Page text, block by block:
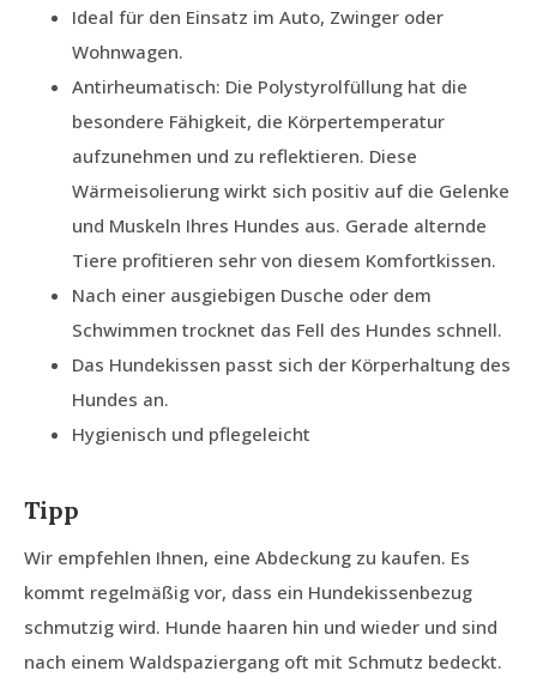
Ideal für den Einsatz im Auto, Zwinger oder
Wohnwagen.
Antirheumatisch: Die Polystyrolfüllung hat die
besondere Fähigkeit, die Körpertemperatur
aufzunehmen und zu reflektieren. Diese
Wärmeisolierung wirkt sich positiv auf die Gelenke
und Muskeln Ihres Hundes aus. Gerade alternde
Tiere profitieren sehr von diesem Komfortkissen.
Nach einer ausgiebigen Dusche oder dem
Schwimmen trocknet das Fell des Hundes schnell.
Das Hundekissen passt sich der Körperhaltung des
Hundes an.
Hygienisch und pflegeleicht
Tipp
Wir empfehlen Ihnen, eine Abdeckung zu kaufen. Es
kommt regelmäßig vor, dass ein Hundekissenbezug
schmutzig wird. Hunde haaren hin und wieder und sind
nach einem Waldspaziergang oft mit Schmutz bedeckt.